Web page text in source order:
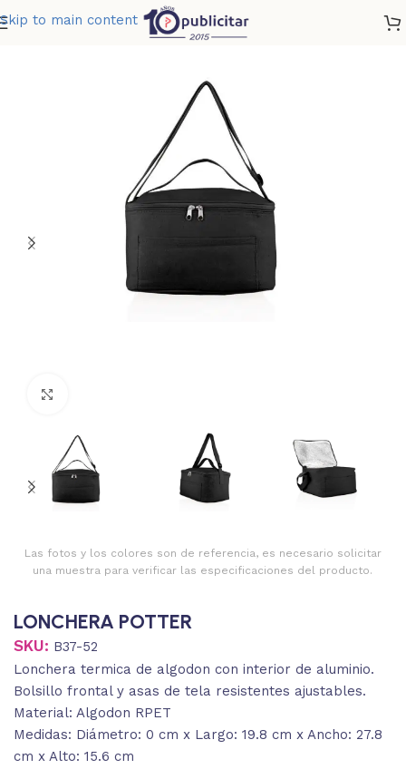
Skip to main content
LONCHERA POTTER
Las fotos y los colores son de referencia, es necesario solicitar
una muestra para verificar las especificaciones del producto.
LONCHERA POTTER
SKU: B37-52
Lonchera termica de algodon con interior de aluminio.
Bolsillo frontal y asas de tela resistentes ajustables.
Material: Algodon RPET
Medidas: Diámetro: 0 cm x Largo: 19.8 cm x Ancho: 27.8
cm x Alto: 15.6 cm